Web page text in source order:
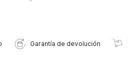
Garantía de devolución